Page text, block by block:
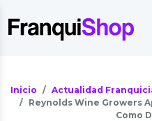
Inicio
Actualidad
Reynolds Wine Growers
Como